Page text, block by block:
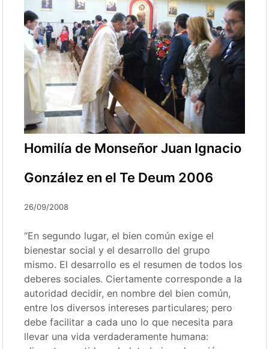
Homilía de Monseñor Juan Ignacio
González en el Te Deum 2006
26/09/2008
“En segundo lugar, el bien común exige el
bienestar social y el desarrollo del grupo
mismo. El desarrollo es el resumen de todos los
deberes sociales. Ciertamente corresponde a la
autoridad decidir, en nombre del bien común,
entre los diversos intereses particulares; pero
debe facilitar a cada uno lo que necesita para
llevar una vida verdaderamente humana: